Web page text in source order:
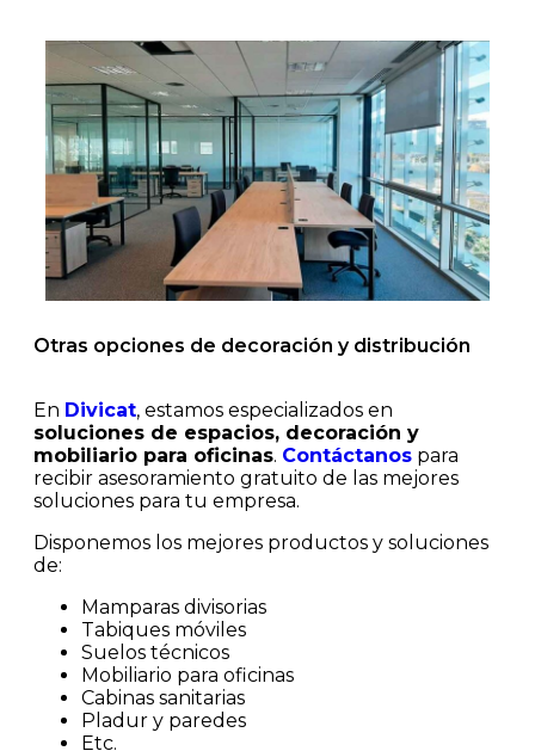
Otras opciones de decoración y distribución
En Divicat, estamos especializados en
soluciones de espacios, decoración y
mobiliario para oficinas. Contáctanos para
recibir asesoramiento gratuito de las mejores
soluciones para tu empresa.
Disponemos los mejores productos y soluciones
de:
Mamparas divisorias
Tabiques móviles
Suelos técnicos
Mobiliario para oficinas
Cabinas sanitarias
Pladur y paredes
Etc.